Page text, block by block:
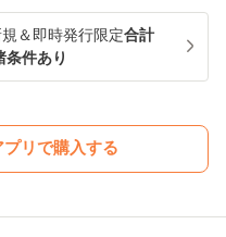
＆即時発行限定合計
件あり
リで購入する